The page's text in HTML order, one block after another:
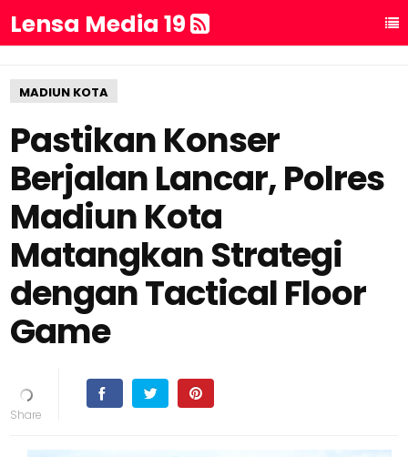
Lensa Media 19
MADIUN KOTA
Pastikan Konser
Berjalan Lancar, Polres
Madiun Kota
Matangkan Strategi
dengan Tactical Floor
Game